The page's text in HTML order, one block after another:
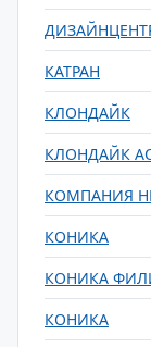
КАТРАН
КЛОНДАЙК
КЛОНДАЙК
КОМПАНИЯ
КОНИКА
КОНИКА
КОНИКА